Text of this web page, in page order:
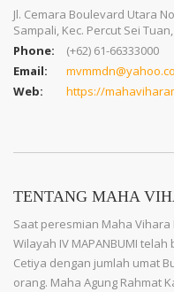
Jl. Cemara Boulevard Utara
Sampali, Kec. Percut Sei
Phone:
(+62) 61-66333000
Email:
Web:
https://
TENTANG MAHA
Saat peresmian Maha Vihara
Wilayah IV MAPANBUMI
Cetiya dengan jumlah umat
orang. Maha Agung Rahmat